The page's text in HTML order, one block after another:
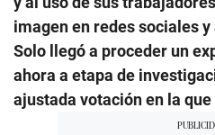
imagen en redes sociales
Solo llegó a proceder un
ahora a etapa de
ajustada votación en la